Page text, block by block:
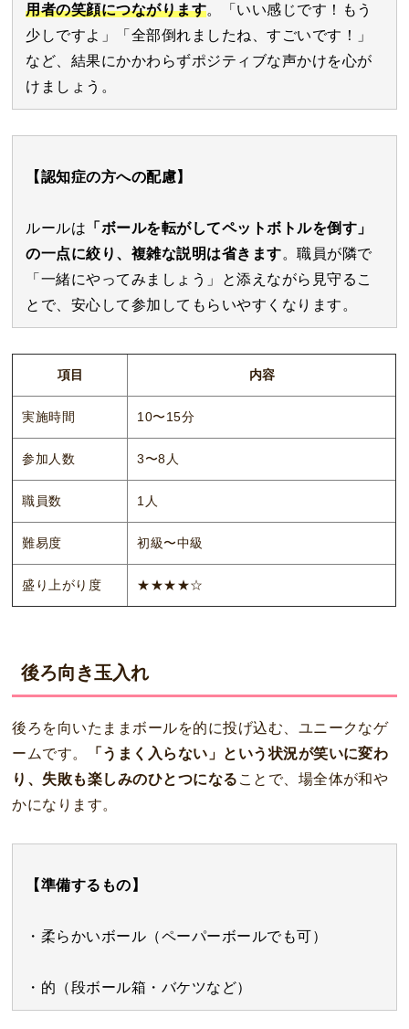
用者の笑顔につながります。「いい感じです！もう
少しですよ」「全部倒れましたね、すごいです！」
など、結果にかかわらずポジティブな声かけを心が
けましょう。
【認知症の方への配慮】
ルールは 「ボールを転がしてペットボトルを倒す」
の一点に絞り、複雑な説明は省きます。職員が隣で
「一緒にやってみましょう」と添えながら見守るこ
とで、安心して参加してもらいやすくなります。
項目 内容
実施時間 10〜15分
参加人数 3〜8人
職員数 1人
難易度 初級〜中級
盛り上がり度 ★★★★☆
後ろ向き玉入れ
後ろを向いたままボールを的に投げ込む、ユニークなゲ
ームです。
「うまく入らない」という状況が笑いに変わ
り、失敗も楽しみのひとつになる ことで、場全体が和や
かになります。
【準備するもの】
・柔らかいボール（ペーパーボールでも可）
・的（段ボール箱・バケツなど）